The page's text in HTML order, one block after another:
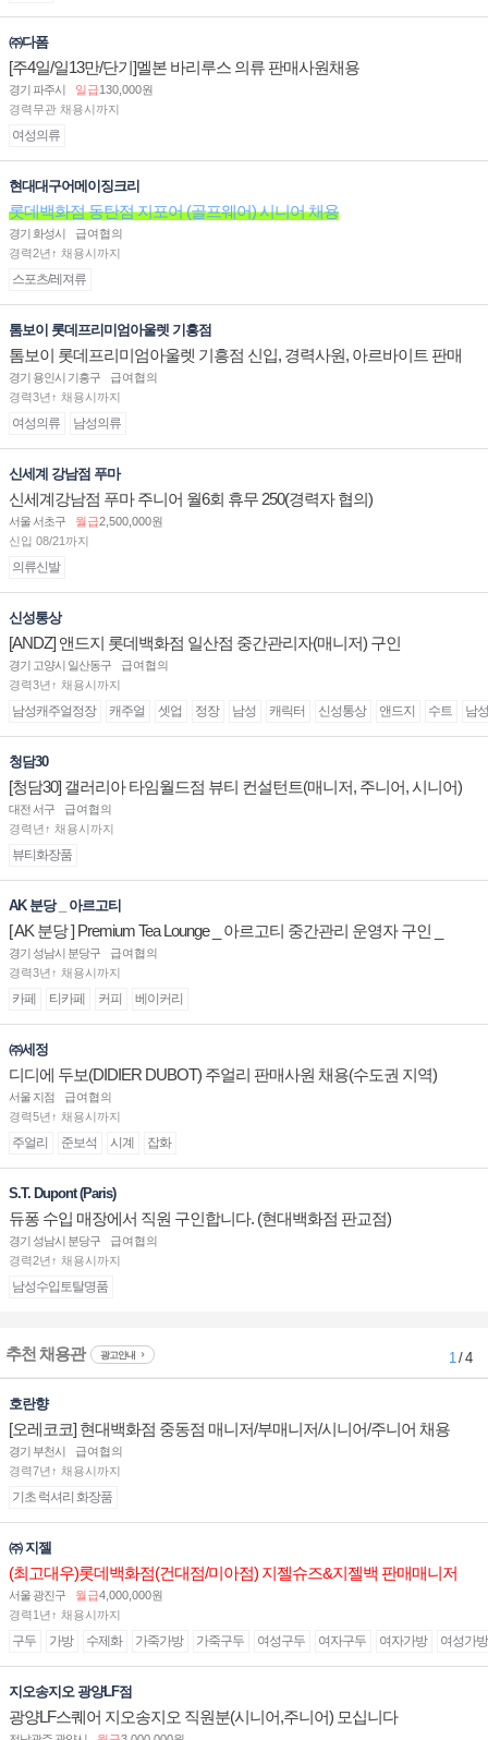
㈜다폼
[주4일/일13만/단기]멜본 바리루스 의류 판매사원채용
경기 파주시 일급130,000원
경력무관 채용시까지
여성의류
현대대구어메이징크리
롯데백화점 동탄점 지포어 (골프웨어) 시니어 채용
경기 화성시
급여협의
경력2년↑ 채용시까지
스포츠/레져류
톰보이 롯데프리미엄아울렛 기흥점
톰보이 롯데프리미엄아울렛 기흥점 신입, 경력사원, 아르바이트 판매
직 구인합니다.
경기 용인시 기흥구
급여협의
경력3년↑ 채용시까지
여성의류 남성의류
신세계 강남점 푸마
신세계강남점 푸마 주니어 월6회 휴무 250(경력자 협의)
서울 서초구 월급2,500,000원
신입 08/21까지
의류신발
신성통상
[ANDZ] 앤드지 롯데백화점 일산점 중간관리자(매니저) 구인
경기 고양시 일산동구
급여협의
경력3년↑ 채용시까지
남성캐주얼정장 캐주얼 셋업 정장 남성 캐릭터 신성통상 앤드지 수트 남
청담30
[청담30] 갤러리아 타임월드점 뷰티 컨설턴트(매니저, 주니어, 시니어)
채용
대전 서구
급여협의
경력년↑ 채용시까지
뷰티화장품
AK 분당 _ 아르고티
[ AK 분당 ] Premium Tea Lounge _ 아르고티 중간관리 운영자 구인 _
경기 성남시 분당구
급여협의
경력3년↑ 채용시까지
카페 티카페 커피 베이커리
㈜세정
디디에 두보(DIDIER DUBOT) 주얼리 판매사원 채용(수도권 지역)
서울 지점
급여협의
경력5년↑ 채용시까지
주얼리 준보석 시계 잡화
S.T. Dupont (Paris)
듀퐁 수입 매장에서 직원 구인합니다. (현대백화점 판교점)
경기 성남시 분당구
급여협의
경력2년↑ 채용시까지
남성수입토탈명품
추천 채용관 광고안내 1/ 4
호란향
[오레코코] 현대백화점 중동점 매니저/부매니저/시니어/주니어 채용
경기 부천시
급여협의
경력7년↑ 채용시까지
기초 럭셔리 화장품
㈜ 지젤
(최고대우)롯데백화점(건대점/미아점) 지젤슈즈&지젤백 판매매니저
(직원) 구인합니다
서울 광진구 월급4,000,000원
경력1년↑ 채용시까지
구두 가방 수제화 가죽가방 가죽구두 여성구두 여자구두 여자가방 여성가방
지오송지오 광양LF점
광양LF스퀘어 지오송지오 직원분(시니어,주니어) 모십니다